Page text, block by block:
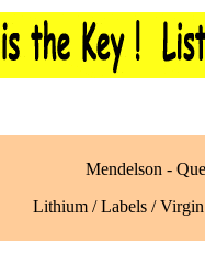
Mendelson -
Lithium / Labels /